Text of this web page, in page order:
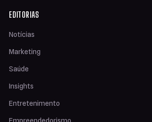
EDITORIAS
Notícias
Marketing
Saúde
Insights
Entretenimento